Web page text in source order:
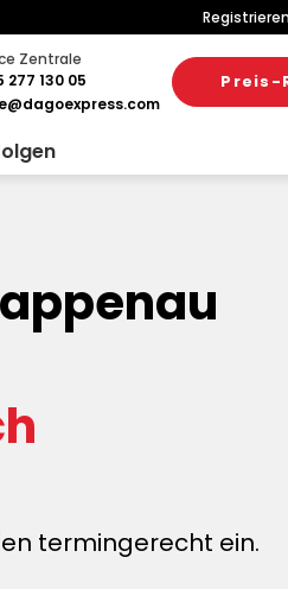
Zentrale
277 130 05
Preis-
termingerecht ein.